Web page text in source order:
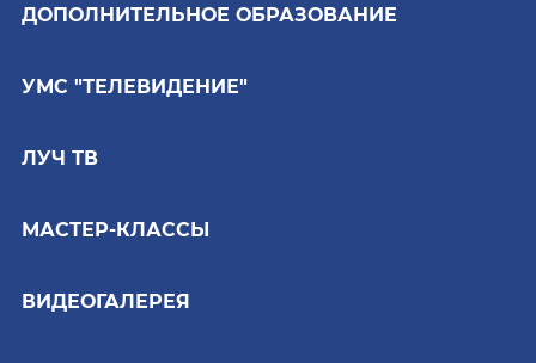
ДОПОЛНИТЕЛЬНОЕ ОБРАЗОВАНИЕ
УМС "ТЕЛЕВИДЕНИЕ"
ЛУЧ ТВ
МАСТЕР-КЛАССЫ
ВИДЕОГАЛЕРЕЯ